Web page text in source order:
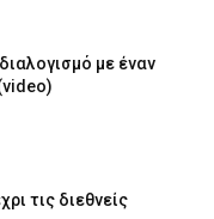
με έναν
τις διεθνείς